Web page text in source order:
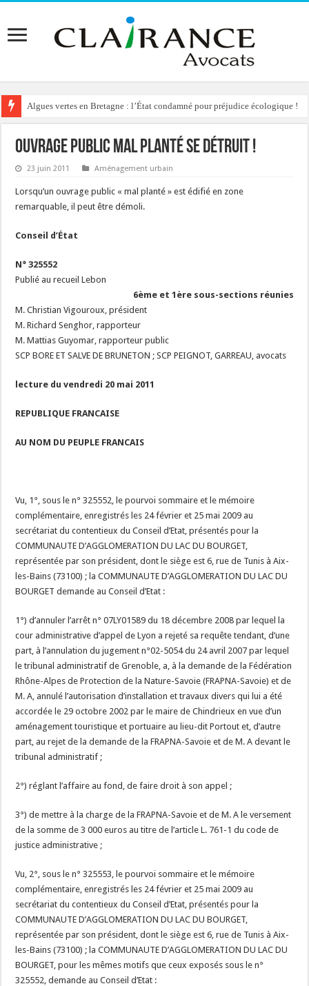
Algues vertes en Bretagne : l’État condamné pour préjudice écologique !
Reconstruction de chalets d’alpage : le préfet condamné à délivrer
Ouvrage public mal planté se détruit !
23 juin 2011 Aménagement urbain
Lorsqu’un ouvrage public « mal planté » est édifié en zone
remarquable, il peut être démoli.
Conseil d’État
N° 325552
Publié au recueil Lebon
6ème et 1ère sous-sections réunies
M. Christian Vigouroux, président
M. Richard Senghor, rapporteur
M. Mattias Guyomar, rapporteur public
SCP BORE ET SALVE DE BRUNETON ; SCP PEIGNOT, GARREAU, avocats
lecture du vendredi 20 mai 2011
REPUBLIQUE FRANCAISE
AU NOM DU PEUPLE FRANCAIS
Vu, 1°, sous le n° 325552, le pourvoi sommaire et le mémoire
complémentaire, enregistrés les 24 février et 25 mai 2009 au
secrétariat du contentieux du Conseil d’Etat, présentés pour la
COMMUNAUTE D’AGGLOMERATION DU LAC DU BOURGET,
représentée par son président, dont le siège est 6, rue de Tunis à Aix-
les-Bains (73100) ; la COMMUNAUTE D’AGGLOMERATION DU LAC DU
BOURGET demande au Conseil d’Etat :
1°) d’annuler l’arrêt n° 07LY01589 du 18 décembre 2008 par lequel la
cour administrative d’appel de Lyon a rejeté sa requête tendant, d’une
part, à l’annulation du jugement n°02-5054 du 24 avril 2007 par lequel
le tribunal administratif de Grenoble, a, à la demande de la Fédération
Rhône-Alpes de Protection de la Nature-Savoie (FRAPNA-Savoie) et de
M. A, annulé l’autorisation d’installation et travaux divers qui lui a été
accordée le 29 octobre 2002 par le maire de Chindrieux en vue d’un
aménagement touristique et portuaire au lieu-dit Portout et, d’autre
part, au rejet de la demande de la FRAPNA-Savoie et de M. A devant le
tribunal administratif ;
2°) réglant l’affaire au fond, de faire droit à son appel ;
3°) de mettre à la charge de la FRAPNA-Savoie et de M. A le versement
de la somme de 3 000 euros au titre de l’article L. 761-1 du code de
justice administrative ;
Vu, 2°, sous le n° 325553, le pourvoi sommaire et le mémoire
complémentaire, enregistrés les 24 février et 25 mai 2009 au
secrétariat du contentieux du Conseil d’Etat, présentés pour la
COMMUNAUTE D’AGGLOMERATION DU LAC DU BOURGET,
représentée par son président, dont le siège est 6, rue de Tunis à Aix-
les-Bains (73100) ; la COMMUNAUTE D’AGGLOMERATION DU LAC DU
BOURGET, pour les mêmes motifs que ceux exposés sous le n°
325552, demande au Conseil d’Etat :